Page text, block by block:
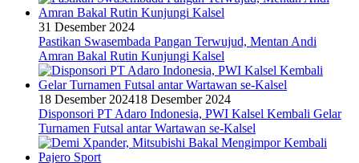
31 Desember 2024
Pastikan Swasembada Pangan Terwujud, Mentan Andi
Amran Bakal Rutin Kunjungi Kalsel
18 Desember 202418 Desember 2024
Disponsori PT Adaro Indonesia, PWI Kalsel Kembali Gelar
Turnamen Futsal antar Wartawan se-Kalsel